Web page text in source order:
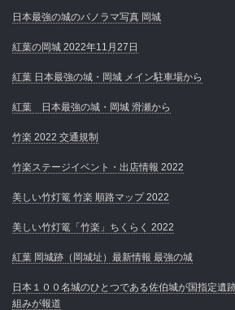
日本最強の城のパノラマ写真 岡城
紅葉の岡城 2022年11月27日
紅葉 日本最強の城・岡城 メイン駐車場から
紅葉 日本最強の城・岡城 滑瀬から
竹楽 2022 交通規制
竹楽ステージイベント・出店情報 2022
美しい竹灯篭 竹楽 順路マップ 2022
美しい竹灯篭「竹楽」ちくらく 2022
紅葉 岡城跡（岡城址）最新情報 最強の城
日本１００名城のひとつである佐伯城が国指定遺
組みが報道